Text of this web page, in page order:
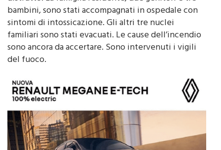
distrutto. La famiglia residente, due genitori e tre
bambini, sono stati accompagnati in ospedale con
sintomi di intossicazione. Gli altri tre nuclei
familiari sono stati evacuati. Le cause dell’incendio
sono ancora da accertare. Sono intervenuti i vigili